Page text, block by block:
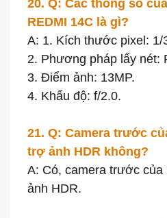
20. Q: Các thông số
REDMI 14C là gì?
A: 1. Kích thước pixel: 1/
2. Phương pháp lấy nét:
3. Điểm ảnh: 13MP.
4. Khẩu độ: f/2.0.
21. Q: Camera trước
trợ ảnh HDR không?
A: Có, camera trước
ảnh HDR.